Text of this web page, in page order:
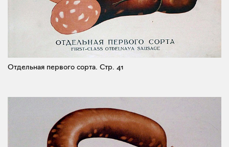
Отдельная первого сорта. Стр. 41